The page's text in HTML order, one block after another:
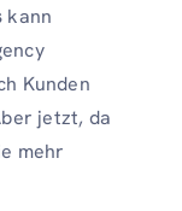
kann
Kunden
jetzt, da
mehr